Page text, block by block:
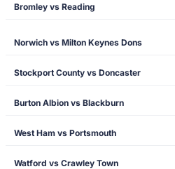
Bromley vs Reading
Norwich vs Milton Keynes Dons
Stockport County vs Doncaster
Burton Albion vs Blackburn
West Ham vs Portsmouth
Watford vs Crawley Town